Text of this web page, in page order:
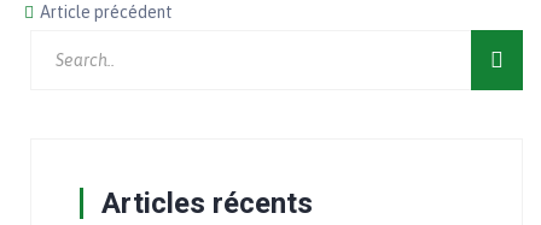
Article précédent
Articles récents